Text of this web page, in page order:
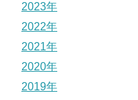
2023年
2022年
2021年
2020年
2019年